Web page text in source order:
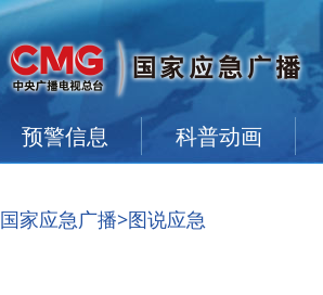
预警信息 科普动画
国家应急广播>图说应急